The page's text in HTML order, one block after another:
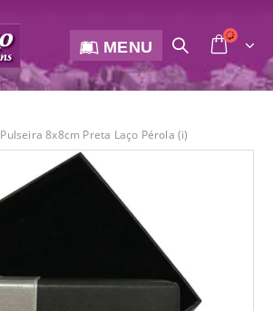
MENU
8x8cm Preta Laço Pérola (i)